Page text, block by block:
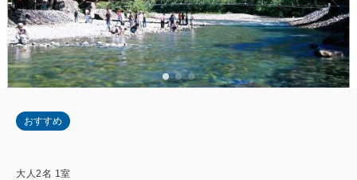
おすすめ
大人 2名 1 室